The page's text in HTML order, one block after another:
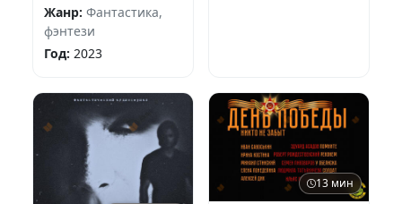
Жанр: Фантастика,
фэнтези
Год: 2023
13 мин